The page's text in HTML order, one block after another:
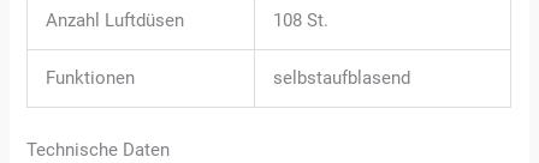
Anzahl Luftdüsen 108 St.
Funktionen selbstaufblasend
Technische Daten